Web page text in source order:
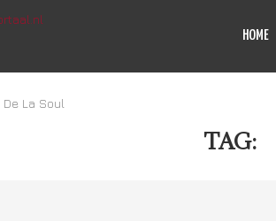
HOME
De La Soul
TAG: